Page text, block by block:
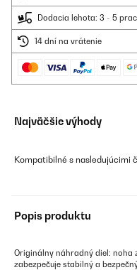
Dodacia lehota: 3 - 5
14 dní na vrátenie
Najväčšie výhody
Kompatibilné s nasledujúcimi
Popis produktu
Originálny náhradný diel: noha
zabezpečuje stabilný a